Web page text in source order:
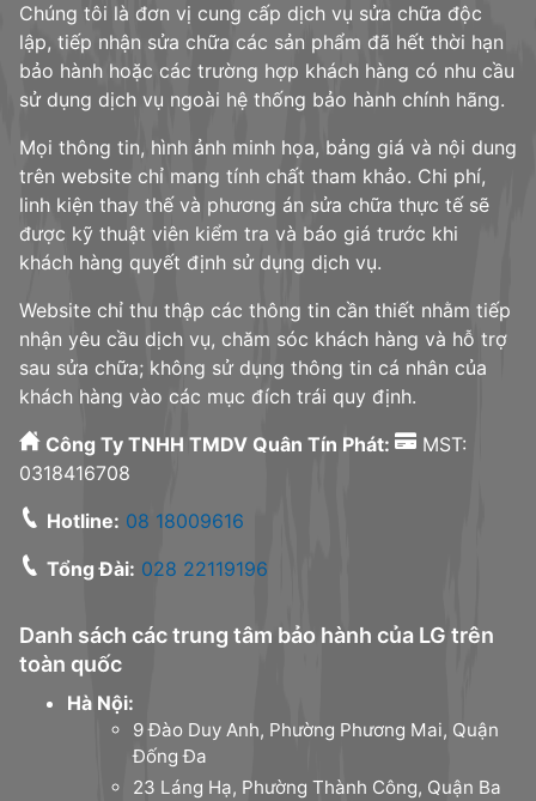
Chúng tôi là đơn vị cung cấp dịch vụ sửa chữa độc
lập, tiếp nhận sửa chữa các sản phẩm đã hết thời hạn
bảo hành hoặc các trường hợp khách hàng có nhu cầu
sử dụng dịch vụ ngoài hệ thống bảo hành chính hãng.
Mọi thông tin, hình ảnh minh họa, bảng giá và nội dung
trên website chỉ mang tính chất tham khảo. Chi phí,
linh kiện thay thế và phương án sửa chữa thực tế sẽ
được kỹ thuật viên kiểm tra và báo giá trước khi
khách hàng quyết định sử dụng dịch vụ.
Website chỉ thu thập các thông tin cần thiết nhằm tiếp
nhận yêu cầu dịch vụ, chăm sóc khách hàng và hỗ trợ
sau sửa chữa; không sử dụng thông tin cá nhân của
khách hàng vào các mục đích trái quy định.
Công Ty TNHH TMDV Quân Tín Phát:
MST:
0318416708
Hotline: 08 18009616
Tổng Đài: 028 22119196
Danh sách các trung tâm bảo hành của LG trên
toàn quốc
Hà Nội:
9 Đào Duy Anh, Phường Phương Mai, Quận
Đống Đa
23 Láng Hạ, Phường Thành Công, Quận Ba